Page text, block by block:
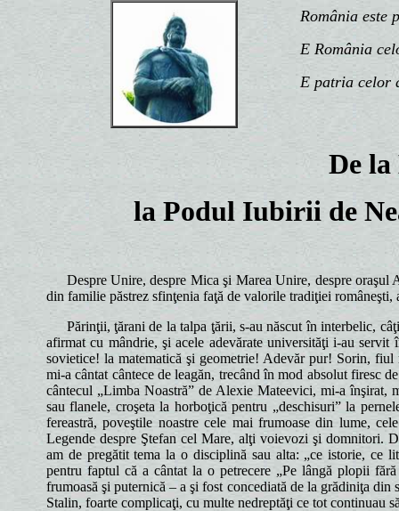
România este
E România
E patria celor
De
la Podul Iubirii de
Despre Unire, despre Mica şi Marea Unire, despre
din familie păstrez sfinţenia faţă de valorile tradiţiei
Părinţii, ţărani de la talpa ţării, s-au născut în interbelic,
afirmat cu mândrie, şi acele adevărate universităţi i-au
sovietice! la matematică şi geometrie! Adevăr pur! Sorin,
mi-a cântat cântece de leagăn, trecând în mod absolut firesc
cântecul „Limba Noastră” de Alexie Mateevici, mi-a înşirat,
sau flanele, croşeta la horboţică pentru „deschisuri” la
fereastră, poveştile noastre cele mai frumoase din lume,
Legende despre Ştefan cel Mare, alţi voievozi şi domnitori.
am de pregătit tema la o disciplină sau alta: „ce istorie, ce
pentru faptul că a cântat la o petrecere „Pe lângă plopii
frumoasă şi puternică – a şi fost concediată de la grădiniţa din
Stalin, foarte complicaţi, cu multe nedreptăţi ce tot continuau